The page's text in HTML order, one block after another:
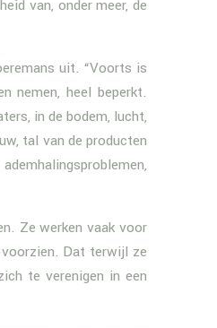
van, onder meer, de
uit. “Voorts is
nemen, heel beperkt.
in de bodem, lucht,
tal van de producten
Ze werken vaak voor
voorzien. Dat terwijl ze
te verenigen in een